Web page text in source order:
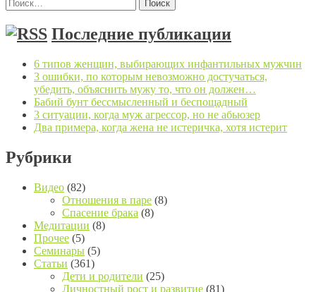
Последние публикации
6 типов женщин, выбирающих инфантильных мужчин
3 ошибки, по которым невозможно достучаться,
убедить, объяснить мужу то, что он должен…
Бабий бунт бессмысленный и беспощадный
3 ситуации, когда муж агрессор, но не абьюзер
Два примера, когда жена не истеричка, хотя истерит
Рубрики
Видео (82)
Отношения в паре (8)
Спасение брака (8)
Медитации (8)
Прочее (5)
Семинары (5)
Статьи (361)
Дети и родители (25)
Личностный рост и развитие (81)